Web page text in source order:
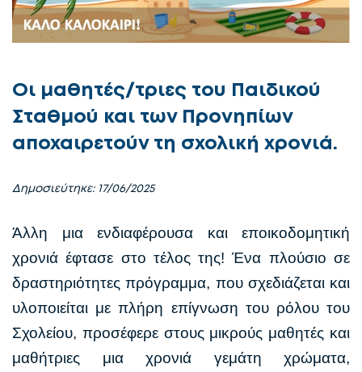
Οι μαθητές/τριες του Παιδικού
Σταθμού και των Προνηπίων
αποχαιρετούν τη σχολική χρονιά.
Δημοσιεύτηκε: 17/06/2025
Άλλη μια ενδιαφέρουσα και εποικοδομητική
χρονιά έφτασε στο τέλος της! Ένα πλούσιο σε
δραστηριότητες πρόγραμμα, που σχεδιάζεται και
υλοποιείται με πλήρη επίγνωση του ρόλου του
Σχολείου, προσέφερε στους μικρούς μαθητές και
μαθήτριες μια χρονιά γεμάτη χρώματα,